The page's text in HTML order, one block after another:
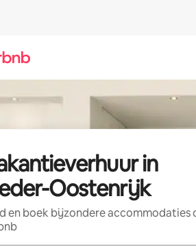
in
Oostenrijk
en boek bijzondere accommodaties